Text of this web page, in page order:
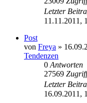
Letzter
11.11.2011,
Post
von Freya »
Tendenzen
0 Antworten
27569
Letzter
16.09.2011,